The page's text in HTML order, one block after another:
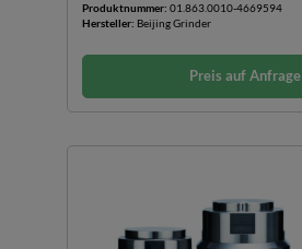
Produktnummer: 01.863.0010-4669594
Hersteller: Beijing Grinder
Preis auf Anfrage